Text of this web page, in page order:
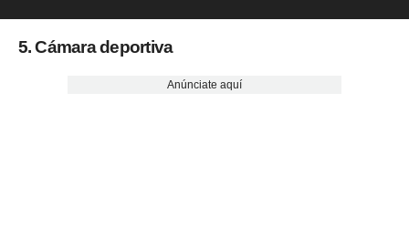
5. Cámara deportiva
Anúnciate aquí